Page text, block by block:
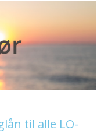
til alle LO-